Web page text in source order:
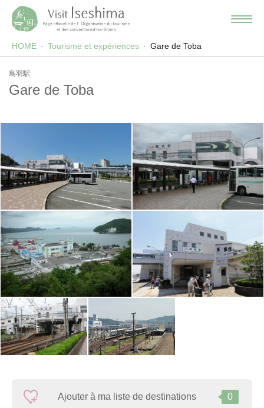
HOME Tourisme et expériences Gare de Toba
鳥羽駅
Gare de Toba
Ajouter à ma liste de destinations 0